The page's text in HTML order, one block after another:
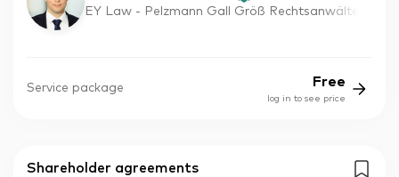
EY Law - Pelzmann Gall Größ Rechtsanwälte
Service package Free
log in to see price
Shareholder agreements